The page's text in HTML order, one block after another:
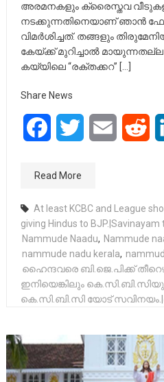
അരമനകളും ക്രൈസ്തവ
നടക്കുന്നതിനെയാണ് ഞാൻ
വിമർശിച്ചത്. തങ്ങളും
കേയ്ക്ക് മുറിച്ചാൽ
കയ്യിലെ “രക്തക്കറ” […]
Share News
FacebookTwitter Email
Read More
At least KCBC and League
giving Hindus to BJP.|Savinayam
Nammude Naadu, Nammude
nammude nadu kerala,
ഹൈന്ദവരെ ബി.ജെ.പിക്ക്
ഇനിയെങ്കിലും
കെ.സി.ബി.സി യോട്